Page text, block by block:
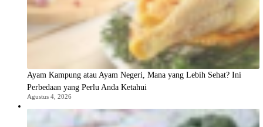
Ayam Kampung atau Ayam Negeri, Mana yang Lebih Sehat? Ini
Perbedaan yang Perlu Anda Ketahui
Agustus 4, 2026